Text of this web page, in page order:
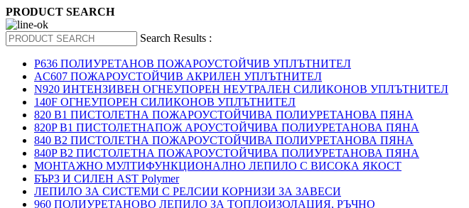
PRODUCT SEARCH
Search Results :
P636 ПОЛИУРЕТАНОВ ПОЖАРОУСТОЙЧИВ УПЛЪТНИТЕЛ
AC607 ПОЖАРОУСТОЙЧИВ АКРИЛЕН УПЛЪТНИТЕЛ
N920 ИНТЕНЗИВЕН ОГНЕУПОРЕН НЕУТРАЛЕН СИЛИКОНОВ УПЛЪТНИТЕЛ
140F ОГНЕУПОРЕН СИЛИКОНОВ УПЛЪТНИТЕЛ
820 B1 ПИСТОЛЕТНА ПОЖАРОУСТОЙЧИВА ПОЛИУРЕТАНОВА ПЯНА
820P B1 ПИСТОЛЕТНАПОЖ АРОУСТОЙЧИВА ПОЛИУРЕТАНОВА ПЯНА
840 B2 ПИСТОЛЕТНА ПОЖАРОУСТОЙЧИВА ПОЛИУРЕТАНОВА ПЯНА
840P B2 ПИСТОЛЕТНА ПОЖАРОУСТОЙЧИВА ПОЛИУРЕТАНОВА ПЯНА
МОНТАЖНО МУЛТИФУНКЦИОНАЛНО ЛЕПИЛО С ВИСОКА ЯКОСТ
БЪРЗ И СИЛЕН AST Polymer
ЛЕПИЛО ЗА СИСТЕМИ С РЕЛСИИ КОРНИЗИ ЗА ЗАВЕСИ
960 ПОЛИУРЕТАНОВО ЛЕПИЛО ЗА ТОПЛОИЗОЛАЦИЯ, РЪЧНО